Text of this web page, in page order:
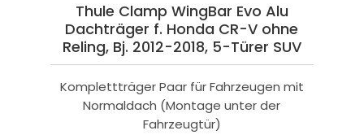
Thule Clamp WingBar Evo Alu
Dachträger f. Honda CR-V ohne
Reling, Bj. 2012-2018, 5-Türer SUV
Komplettträger Paar für Fahrzeugen mit
Normaldach (Montage unter der
Fahrzeugtür)